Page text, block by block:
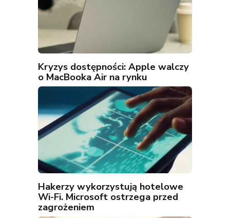
Kryzys dostępności: Apple walczy
o MacBooka Air na rynku
Hakerzy wykorzystują hotelowe
Wi-Fi. Microsoft ostrzega przed
zagrożeniem